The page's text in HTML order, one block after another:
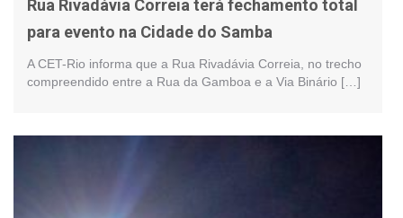
Rua Rivadávia Correia terá fechamento total
para evento na Cidade do Samba
A CET-Rio informa que a Rua Rivadávia Correia, no trecho
compreendido entre a Rua da Gamboa e a Via Binário […]